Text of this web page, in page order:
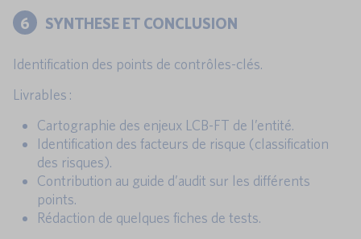
6 SYNTHESE ET CONCLUSION
Identification des points de contrôles-clés.
Livrables :
Cartographie des enjeux LCB-FT de l’entité.
Identification des facteurs de risque (classification
des risques).
Contribution au guide d’audit sur les différents
points.
Rédaction de quelques fiches de tests.